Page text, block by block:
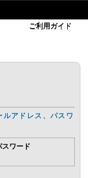
ご利用ガイド
アドレス、パスワ
ワード